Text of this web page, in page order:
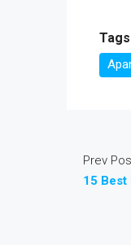
Tags
Prev
15 Best